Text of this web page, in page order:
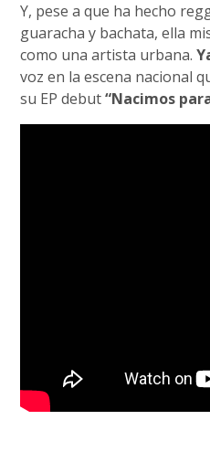
Y, pese a que ha hecho
guaracha y bachata, ella
como una artista urbana.
voz en la escena nacional
su EP debut“Nacimos